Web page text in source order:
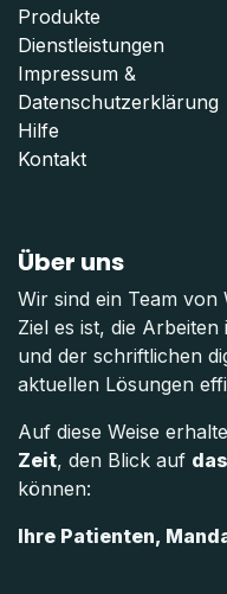
Produkte
Dienstleistungen
Impressum &
Datenschutzerklärung
Hilfe
Kontakt
Über uns
Wir sind ein Team
Ziel es ist, die
und der schriftlichen
aktuellen Lösungen
Auf diese Weise
Zeit, den Blick auf
können:
Ihre Patienten,